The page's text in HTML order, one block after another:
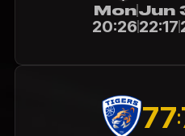
MonJun
20:2622:17
77: